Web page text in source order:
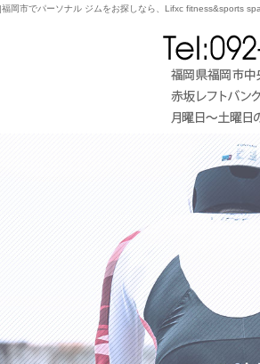
岡市でパーソナル ジムをお探しなら、Lifxc fitness&sports